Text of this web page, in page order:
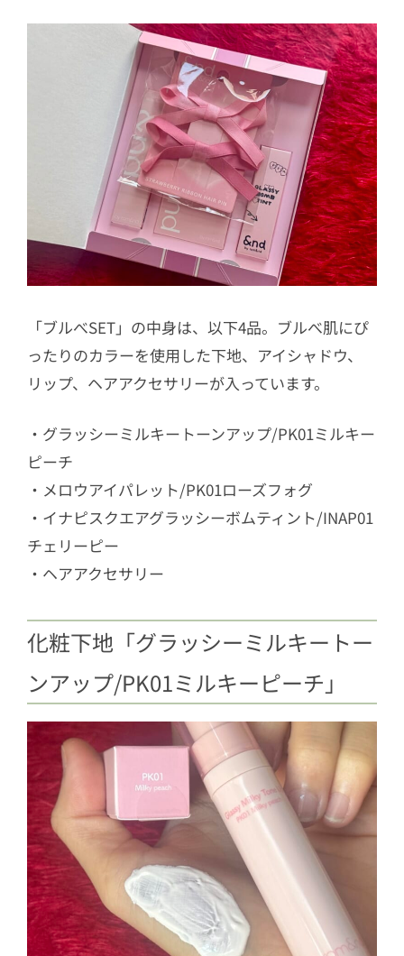
「ブルべSET」の中身は、以下4品。ブルべ肌にぴ
ったりのカラーを使用した下地、アイシャドウ、
リップ、ヘアアクセサリーが入っています。
・グラッシーミルキートーンアップ/PK01ミルキー
ピーチ
・メロウアイパレット/PK01ローズフォグ
・イナピスクエアグラッシーボムティント/INAP01
チェリーピー
・ヘアアクセサリー
化粧下地「グラッシーミルキートー
ンアップ/PK01ミルキーピーチ」